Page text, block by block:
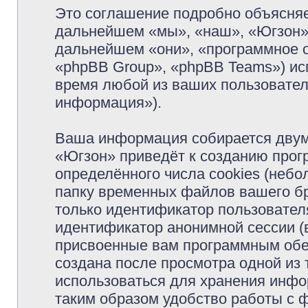
Это соглашение подробно
дальнейшем «мы», «наш»,
дальнейшем «они», «программное
«phpBB Group», «phpBB Teams»)
время любой из ваших
информация»).
Ваша информация собирается
«Югзон» приведёт к созданию
определённого числа cookies
папку временных файлов вашего
только идентификатор
идентификатор анонимной сессии
присвоенные вам программным
создана после просмотра одной
использоваться для хранения
таким образом удобство работы с